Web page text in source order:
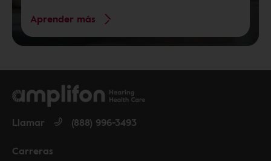
Aprender más
Carreras
Llamar (888) 996-3493